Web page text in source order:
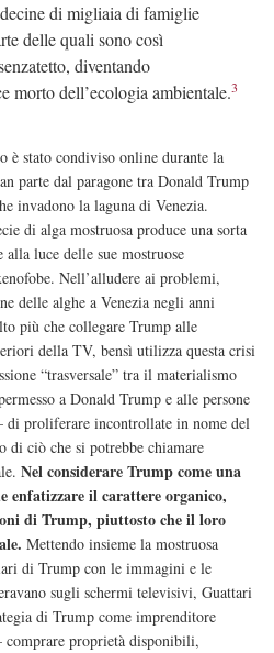
di migliaia di famiglie
delle quali sono così
diventando
morto dell’ecologia ambientale.3
è stato condiviso online durante la
parte dal paragone tra Donald Trump
invadono la laguna di Venezia.
di alga mostruosa produce una sorta
luce delle sue mostruose
Nell’alludere ai problemi,
delle alghe a Venezia negli anni
più che collegare Trump alle
della TV, bensì utilizza questa crisi
“trasversale” tra il materialismo
a Donald Trump e alle persone
di proliferare incontrollate in nome del
ciò che si potrebbe chiamare
Nel considerare Trump come una
enfatizzare il carattere organico,
di Trump, piuttosto che il loro
Mettendo insieme la mostruosa
di Trump con le immagini e le
sugli schermi televisivi, Guattari
di Trump come imprenditore
proprietà disponibili,